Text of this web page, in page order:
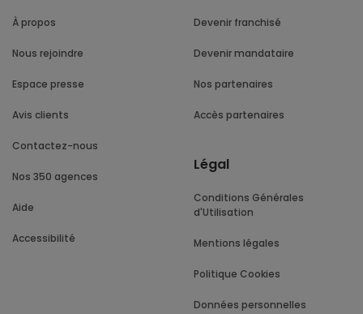
À propos
Nous rejoindre
Espace presse
Avis clients
Contactez-nous
Nos 350 agences
Aide
Accessibilité
Devenir franchisé
Devenir mandataire
Nos partenaires
Accès partenaires
Légal
Conditions Générales
d'Utilisation
Mentions légales
Politique Cookies
Données personnelles